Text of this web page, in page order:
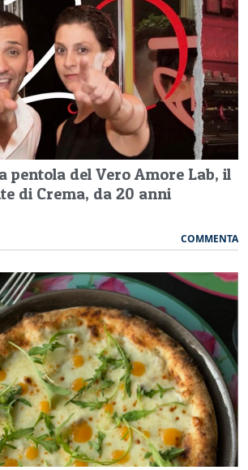
pentola del Vero Amore Lab, il
di Crema, da 20 anni
COMMENTA